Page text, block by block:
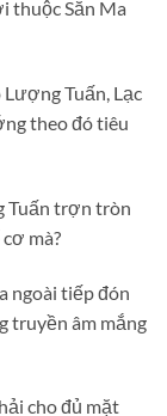
thuộc Săn Ma
Tuấn, Lạc
theo đó tiêu
Tuấn trợn tròn
mà?
ngoài tiếp đón
truyền âm mắng
cho đủ mặt